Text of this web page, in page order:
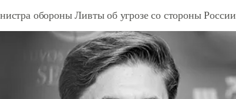
обороны Ливты об угрозе со стороны России